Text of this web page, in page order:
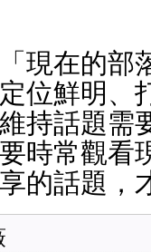
現在的部
位鮮明、
持話題需
時常觀看
的話題，